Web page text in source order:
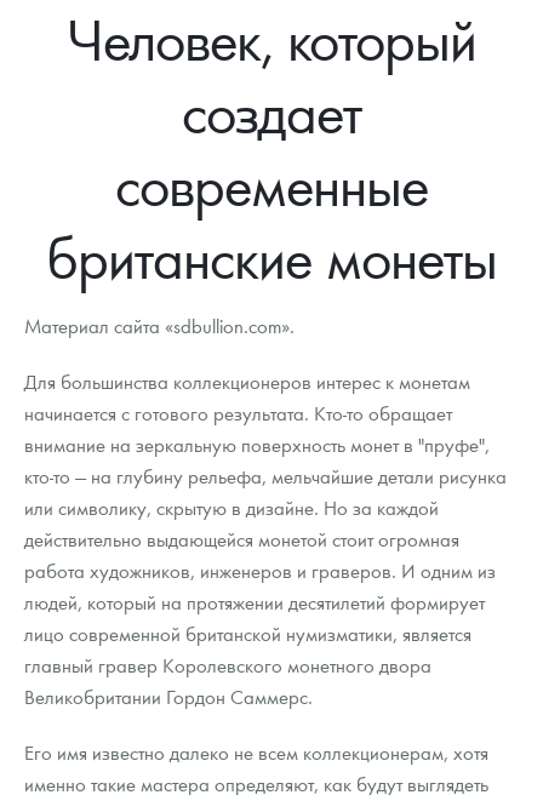
Инвестиционные монеты
Памятные монеты России и СССР
Монеты Царской России
Монеты стран мира после 1950г
Георгий Победоносец
Золотой червонец Сеятель
Гарри Поттер
Флот: ледоколы и корабли
Жетоны "Необыкновенные обитатели глубин"
Ювелирные изделия
Русская нумизматика
Наборы подарочных и коллекционных монет
Как сделать заказ
Выкуп монет
Условия возврата
Политика конфиденциальности
Политика использования Cookies
Положение по обработке и защите персональных данных
Доставка
Информация
Распродажа монет и жетонов
Аналитика и события
Итоги 2025 года. Прогноз курсов золота, серебра, платины на
2026 год
Cтатьи
Курс золота и серебра
Контакты
Письмо директору
Человек, который
создает
современные
британские монеты
Материал сайта «sdbullion.com».
Для большинства коллекционеров интерес к монетам
начинается с готового результата. Кто-то обращает
внимание на зеркальную поверхность монет в "пруфе",
кто-то — на глубину рельефа, мельчайшие детали рисунка
или символику, скрытую в дизайне. Но за каждой
действительно выдающейся монетой стоит огромная
работа художников, инженеров и граверов. И одним из
людей, который на протяжении десятилетий формирует
лицо современной британской нумизматики, является
главный гравер Королевского монетного двора
Великобритании Гордон Саммерс.
Его имя известно далеко не всем коллекционерам, хотя
именно такие мастера определяют, как будут выглядеть